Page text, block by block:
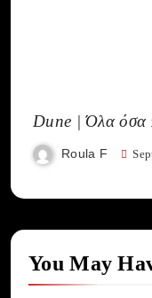
Dune | Όλα όσα
Roula F
You May